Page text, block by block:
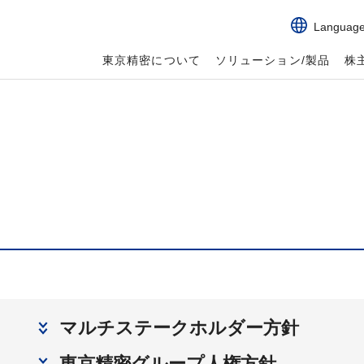
東京精密について ソリューション/製品 株
マルチステークホルダー方針